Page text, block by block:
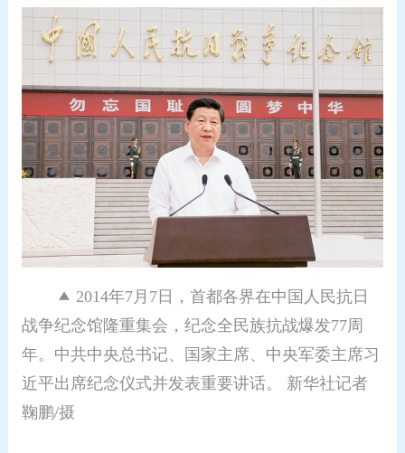
2014年7月7日，首都各界在中国人民抗日
战争纪念馆隆重集会，纪念全民族抗战爆发77周
年。中共中央总书记、国家主席、中央军委主席习
近平出席纪念仪式并发表重要讲话。 新华社记者
鞠鹏/摄